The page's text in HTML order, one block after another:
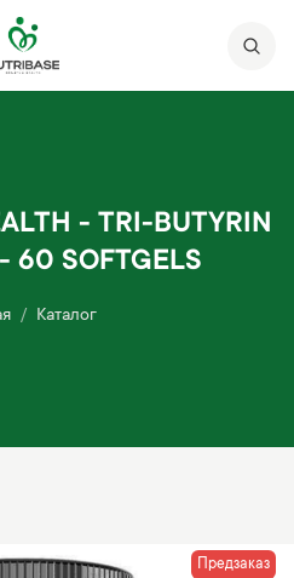
- TRI-BUTYRIN
60 SOFTGELS
Каталог
Предзаказ